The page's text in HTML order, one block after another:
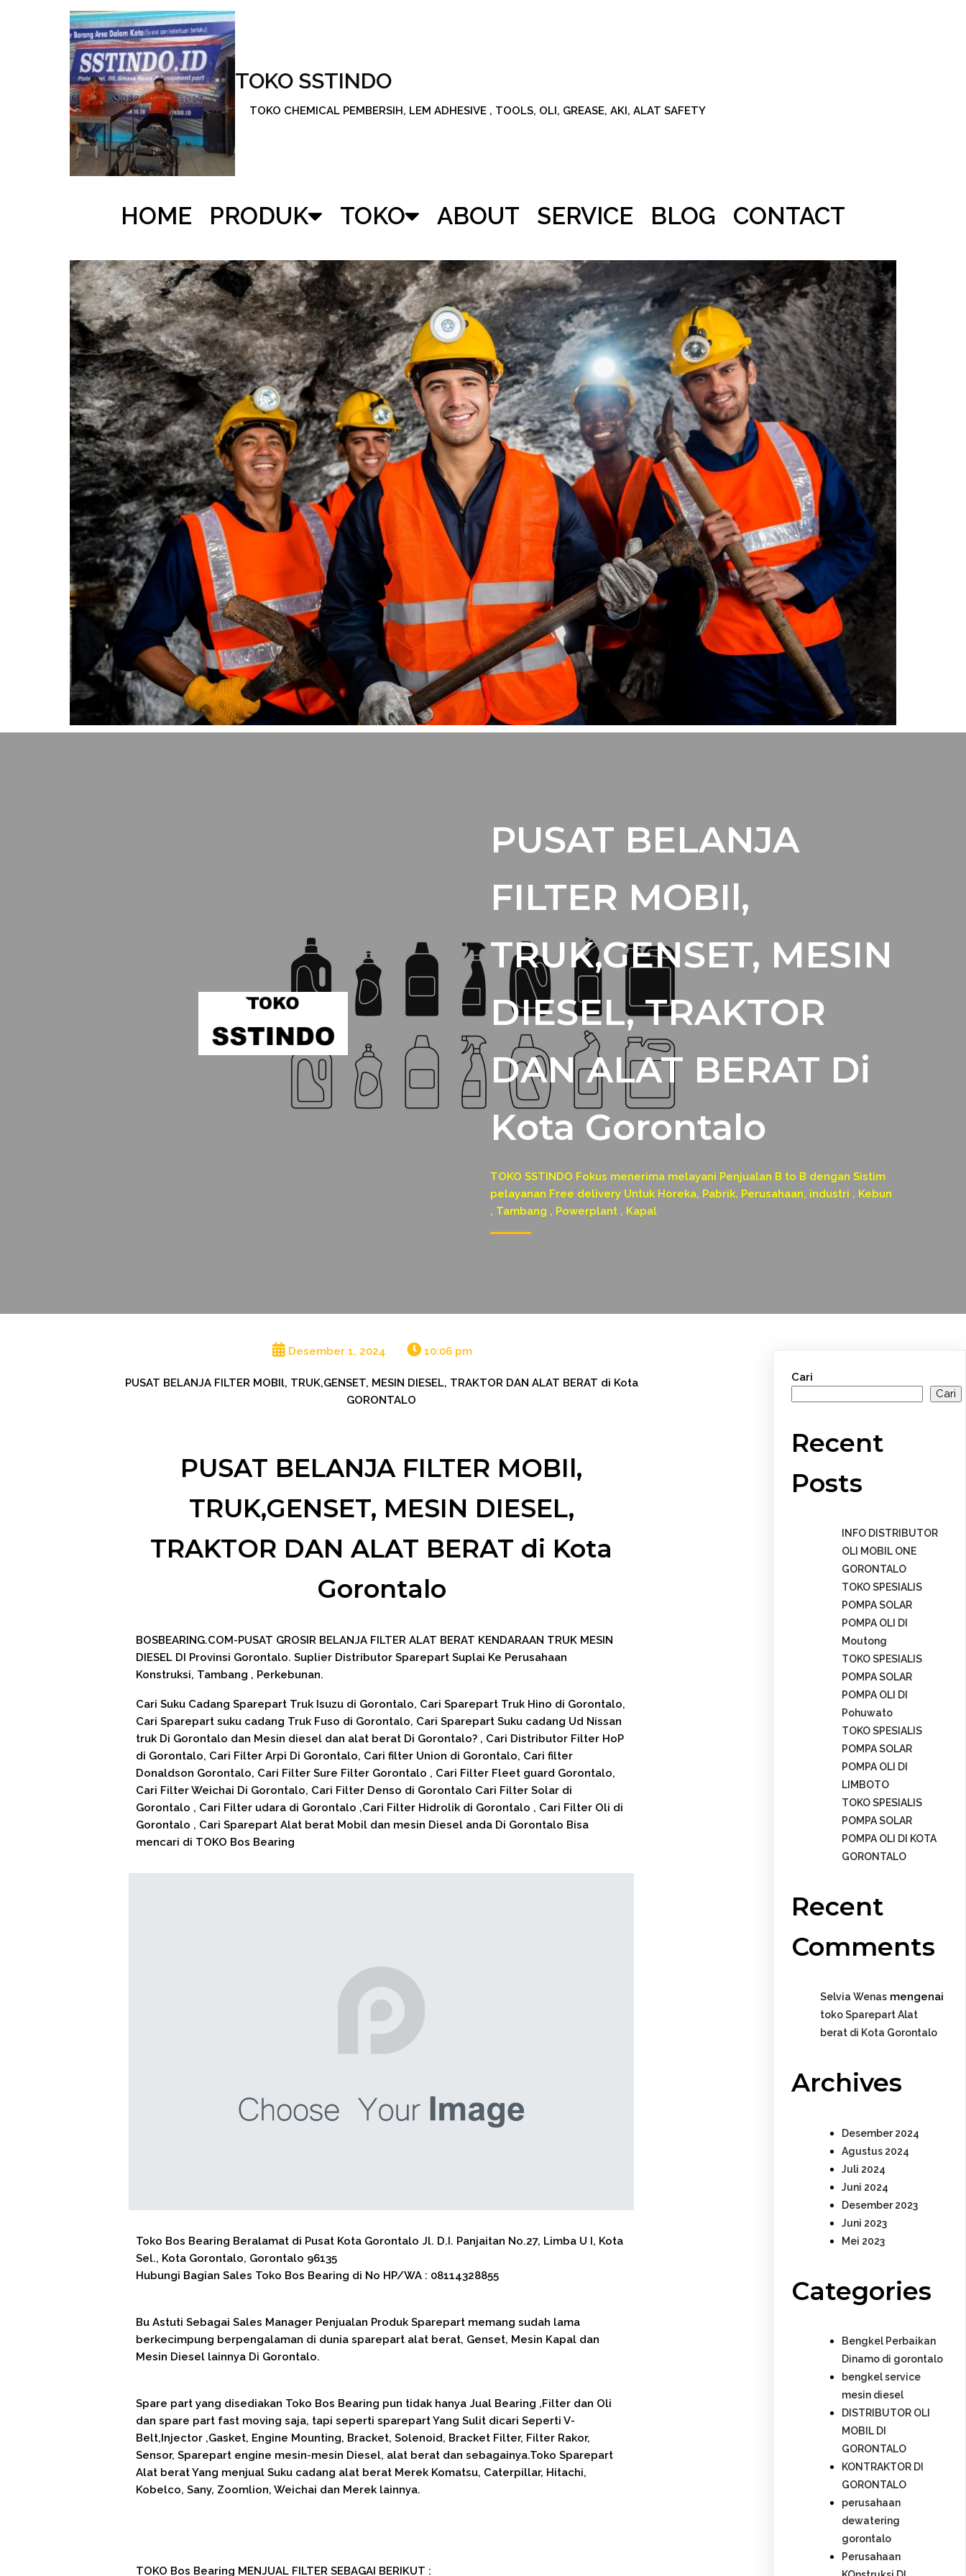
TOKO SSTINDO
TOKO CHEMICAL PEMBERSIH, LEM ADHESIVE , TOOLS, OLI, GREASE, AKI, ALAT SAFETY
HOME PRODUK TOKO ABOUT SERVICE BLOG CONTACT
PUSAT BELANJA
FILTER MOBIl,
TRUK,GENSET, MESIN
DIESEL, TRAKTOR
DAN ALAT BERAT Di
Kota Gorontalo
TOKO SSTINDO Fokus menerima melayani Penjualan B to B dengan Sistim
pelayanan Free delivery Untuk Horeka, Pabrik, Perusahaan, industri , Kebun
, Tambang , Powerplant , Kapal
Desember 1, 2024 10:06 pm
PUSAT BELANJA FILTER MOBIl, TRUK,GENSET, MESIN DIESEL, TRAKTOR DAN ALAT BERAT di Kota
GORONTALO
PUSAT BELANJA FILTER MOBIl,
TRUK,GENSET, MESIN DIESEL,
TRAKTOR DAN ALAT BERAT di Kota
Gorontalo
BOSBEARING.COM-PUSAT GROSIR BELANJA FILTER ALAT BERAT KENDARAAN TRUK MESIN
DIESEL DI Provinsi Gorontalo. Suplier Distributor Sparepart Suplai Ke Perusahaan
Konstruksi, Tambang , Perkebunan.
Cari Suku Cadang Sparepart Truk Isuzu di Gorontalo, Cari Sparepart Truk Hino di Gorontalo,
Cari Sparepart suku cadang Truk Fuso di Gorontalo, Cari Sparepart Suku cadang Ud Nissan
truk Di Gorontalo dan Mesin diesel dan alat berat Di Gorontalo? , Cari Distributor Filter HoP
di Gorontalo, Cari Filter Arpi Di Gorontalo, Cari filter Union di Gorontalo, Cari filter
Donaldson Gorontalo, Cari Filter Sure Filter Gorontalo , Cari Filter Fleet guard Gorontalo,
Cari Filter Weichai Di Gorontalo, Cari Filter Denso di Gorontalo Cari Filter Solar di
Gorontalo , Cari Filter udara di Gorontalo ,Cari Filter Hidrolik di Gorontalo , Cari Filter Oli di
Gorontalo , Cari Sparepart Alat berat Mobil dan mesin Diesel anda Di Gorontalo Bisa
mencari di TOKO Bos Bearing
Toko Bos Bearing Beralamat di Pusat Kota Gorontalo Jl. D.I. Panjaitan No.27, Limba U I, Kota
Sel., Kota Gorontalo, Gorontalo 96135
Hubungi Bagian Sales Toko Bos Bearing di No HP/WA : 08114328855
Bu Astuti Sebagai Sales Manager Penjualan Produk Sparepart memang sudah lama
berkecimpung berpengalaman di dunia sparepart alat berat, Genset, Mesin Kapal dan
Mesin Diesel lainnya Di Gorontalo.
Spare part yang disediakan Toko Bos Bearing pun tidak hanya Jual Bearing ,Filter dan Oli
dan spare part fast moving saja, tapi seperti sparepart Yang Sulit dicari Seperti V-
Belt,Injector ,Gasket, Engine Mounting, Bracket, Solenoid, Bracket Filter, Filter Rakor,
Sensor, Sparepart engine mesin-mesin Diesel, alat berat dan sebagainya.Toko Sparepart
Alat berat Yang menjual Suku cadang alat berat Merek Komatsu, Caterpillar, Hitachi,
Kobelco, Sany, Zoomlion, Weichai dan Merek lainnya.
TOKO Bos Bearing MENJUAL FILTER SEBAGAI BERIKUT :
Cari
Cari
Recent
Posts
INFO DISTRIBUTOR
OLI MOBIL ONE
GORONTALO
TOKO SPESIALIS
POMPA SOLAR
POMPA OLI DI
Moutong
TOKO SPESIALIS
POMPA SOLAR
POMPA OLI DI
Pohuwato
TOKO SPESIALIS
POMPA SOLAR
POMPA OLI DI
LIMBOTO
TOKO SPESIALIS
POMPA SOLAR
POMPA OLI DI KOTA
GORONTALO
Recent
Comments
Selvia Wenas mengenai
toko Sparepart Alat
berat di Kota Gorontalo
Archives
Desember 2024
Agustus 2024
Juli 2024
Juni 2024
Desember 2023
Juni 2023
Mei 2023
Categories
Bengkel Perbaikan
Dinamo di gorontalo
bengkel service
mesin diesel
DISTRIBUTOR OLI
MOBIL DI
GORONTALO
KONTRAKTOR DI
GORONTALO
perusahaan
dewatering
gorontalo
Perusahaan